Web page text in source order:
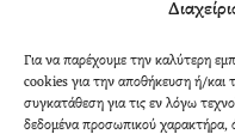
Για να παρέχουμε την καλύτερη
cookies για την αποθήκευση ή/
συγκατάθεση για τις εν λόγω
δεδομένα προσωπικού χαρακτήρα,
Τέχνη
Τεχνολογία